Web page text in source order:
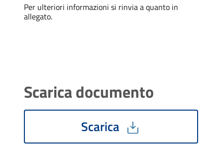
Per ulteriori informazioni si rinvia a quanto in
allegato.
Scarica documento
Scarica